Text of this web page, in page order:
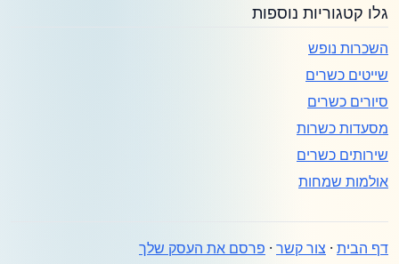
גלו קטגוריות נוספות
השכרות נופש
שייטים כשרים
סיורים כשרים
מסעדות כשרות
שירותים כשרים
אולמות שמחות
דף הבית · צור קשר · פרסם את העסק שלך